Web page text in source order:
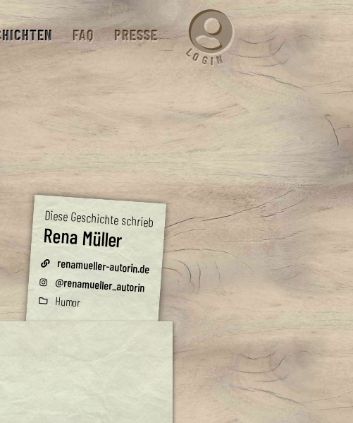
FAQ PRESSE
LOG IN
Diese Geschichte schrieb
Rena Müller
renamueller-autorin.de
@renamueller_autorin
Humor